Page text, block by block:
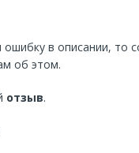
ошибку в описании, то
об этом.
отзыв.